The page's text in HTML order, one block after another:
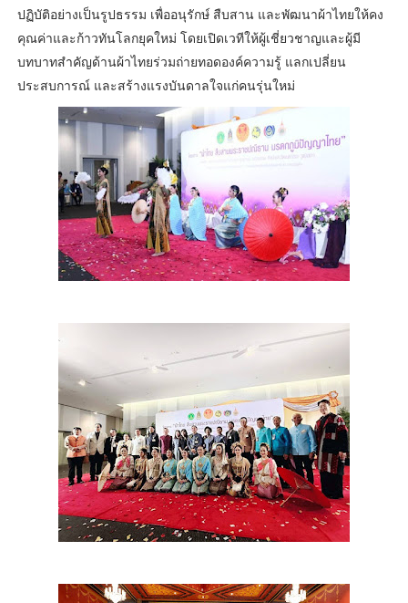
ปฏิบัติอย่างเป็นรูปธรรม เพื่ออนุรักษ์ สืบสาน และพัฒนาผ้าไทยให้คง
คุณค่าและก้าวทันโลกยุคใหม่ โดยเปิดเวทีให้ผู้เชี่ยวชาญและผู้มี
บทบาทสำคัญด้านผ้าไทยร่วมถ่ายทอดองค์ความรู้ แลกเปลี่ยน
ประสบการณ์ และสร้างแรงบันดาลใจแก่คนรุ่นใหม่